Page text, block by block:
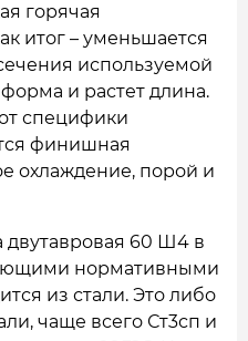
горячая
итог – уменьшается
используемой
и растет длина.
специфики
финишная
охлаждение, порой и
60 Ш4 в
нормативными
из стали. Это либо
чаще всего Ст3сп и